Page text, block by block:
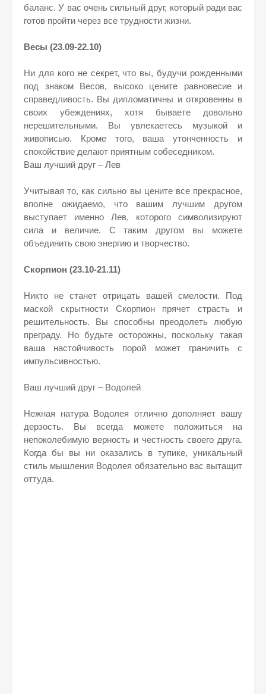
баланс. У вас очень сильный друг, который ради вас
готов пройти через все трудности жизни.
Весы (23.09-22.10)
Ни для кого не секрет, что вы, будучи рожденными
под знаком Весов, высоко цените равновесие и
справедливость. Вы дипломатичны и откровенны в
своих убеждениях, хотя бываете довольно
нерешительными. Вы увлекаетесь музыкой и
живописью. Кроме того, ваша утонченность и
спокойствие делают приятным собеседником.
Ваш лучший друг – Лев
Учитывая то, как сильно вы цените все прекрасное,
вполне ожидаемо, что вашим лучшим другом
выступает именно Лев, которого символизируют
сила и величие. С таким другом вы можете
объединить свою энергию и творчество.
Скорпион (23.10-21.11)
Никто не станет отрицать вашей смелости. Под
маской скрытности Скорпион прячет страсть и
решительность. Вы способны преодолеть любую
преграду. Но будьте осторожны, поскольку такая
ваша настойчивость порой может граничить с
импульсивностью.
Ваш лучший друг – Водолей
Нежная натура Водолея отлично дополняет вашу
дерзость. Вы всегда можете положиться на
непоколебимую верность и честность своего друга.
Когда бы вы ни оказались в тупике, уникальный
стиль мышления Водолея обязательно вас вытащит
оттуда.